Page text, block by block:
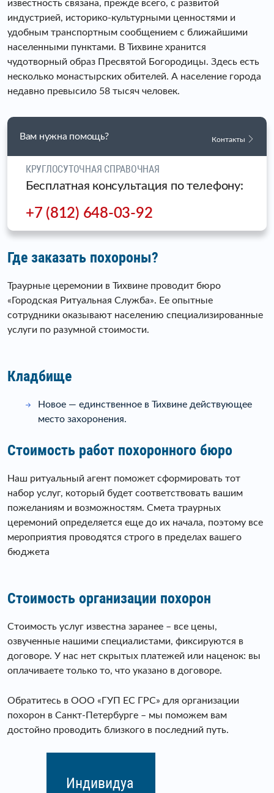
известность связана, прежде всего, с развитой
индустрией, историко-культурными ценностями и
удобным транспортным сообщением с ближайшими
населенными пунктами. В Тихвине хранится
чудотворный образ Пресвятой Богородицы. Здесь есть
несколько монастырских обителей. А население города
недавно превысило 58 тысяч человек.
Вам нужна помощь? Контакты
КРУГЛОСУТОЧНАЯ СПРАВОЧНАЯ
Бесплатная консультация по телефону:
+7 (812) 648-03-92
Где заказать похороны?
Траурные церемонии в Тихвине проводит бюро
«Городская Ритуальная Служба». Ее опытные
сотрудники оказывают населению специализированные
услуги по разумной стоимости.
Кладбище
Новое — единственное в Тихвине действующее
место захоронения.
Стоимость работ похоронного бюро
Наш ритуальный агент поможет сформировать тот
набор услуг, который будет соответствовать вашим
пожеланиям и возможностям. Смета траурных
церемоний определяется еще до их начала, поэтому все
мероприятия проводятся строго в пределах вашего
бюджета
Стоимость организации похорон
Стоимость услуг известна заранее – все цены,
озвученные нашими специалистами, фиксируются в
договоре. У нас нет скрытых платежей или наценок: вы
оплачиваете только то, что указано в договоре.
Обратитесь в ООО «ГУП ЕС ГРС» для организации
похорон в Санкт-Петербурге – мы поможем вам
достойно проводить близкого в последний путь.
Индивидуа